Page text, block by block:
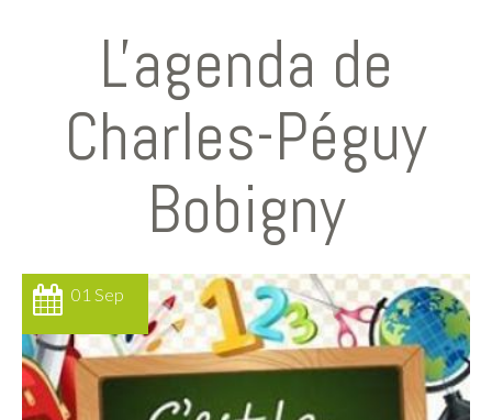
L'agenda de
Charles-Péguy
Bobigny
01 Sep